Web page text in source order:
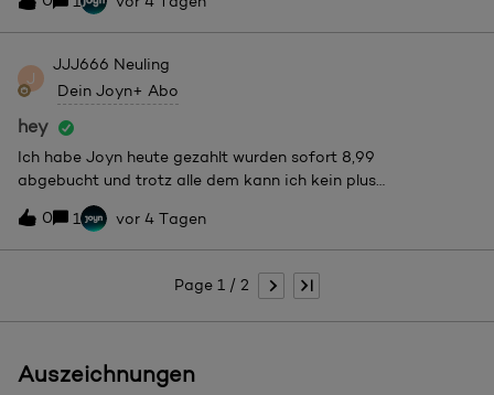
war erfolgreich. Allerdings gibt es Kommunikationsprobleme
zwischen Apple und unserem Server. Bitte schließe die App
und öffne sie erneut.Falls du weiterhin Probleme hast,
kontaktiere bitte unseren Kundenservice.
J
JJJ666 Neuling
Dein Joyn+ Abo
hey
Ich habe Joyn heute gezahlt wurden sofort 8,99
abgebucht und trotz alle dem kann ich kein plus
benutzen können sie bitte helfen oder mein Geld zurück
erstatten das ist jetzt wirklich das 3 mal das ich so Probleme
habe
0 1 vor 4 Tagen
Page 1 / 2
Auszeichnungen